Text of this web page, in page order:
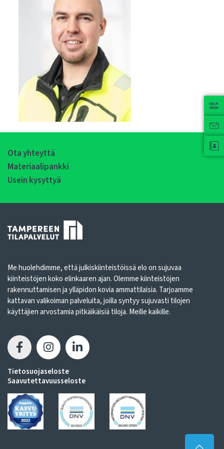
Ota yhteyttä
Materiaalipankki
Usein kysyttyä
Me huolehdimme, että julkiskiinteistöissä elo on sujuvaa
kiinteistöjen koko elinkaaren ajan. Olemme kiinteistöjen
rakennuttamisen ja ylläpidon kovia ammattilaisia. Tarjoamme
kattavan valikoiman palveluita, joilla syntyy sujuvasti tilojen
käyttäjien arvostamia pitkäikäisiä tiloja. Meille kaikille.
Tietosuojaseloste
Saavutettavuusseloste